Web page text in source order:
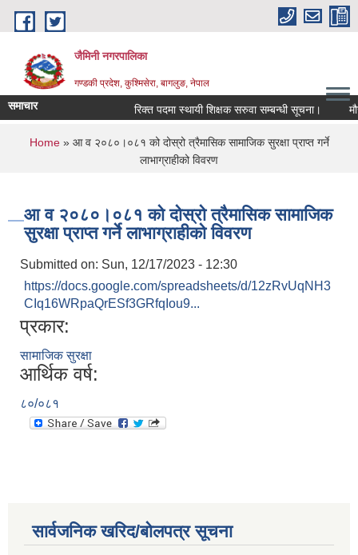
Skip to main content
जैमिनी नगरपालिका
गण्डकी प्रदेश, कुश्मिसेरा, बागलुङ, नेपाल
समाचार रिक्त पदमा स्थायी शिक्षक सरुवा सम्बन्धी सूचना।
You are here
Home» आ व २०८०।०८१ को दोस्रो त्रैमासिक सामाजिक सुरक्षा प्राप्त गर्ने
लाभाग्राहीको विवरण
आ व २०८०।०८१ को दोस्रो त्रैमासिक सामाजिक
सुरक्षा प्राप्त गर्ने लाभाग्राहीको विवरण
Submitted on: Sun, 12/17/2023 - 12:30
https://docs.google.com/spreadsheets/d/12zRvUqNH3
CIq16WRpaQrESf3GRfqIou9...
प्रकार:
सामाजिक सुरक्षा
आर्थिक वर्ष:
८०/०८१
सार्वजनिक खरिद/बोलपत्र सूचना